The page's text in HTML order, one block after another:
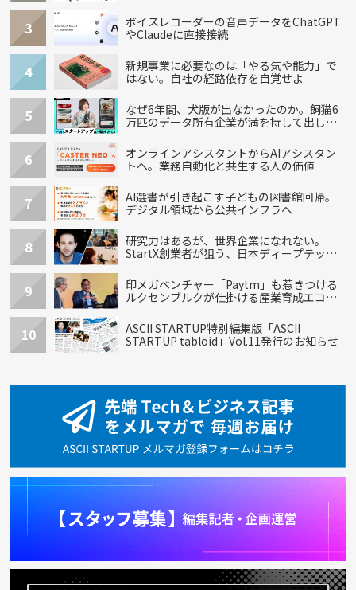
3
ボイスレコーダーの音声データをChatGPT
やClaudeに直接接続
4
新規事業に必要なのは「やる気や能力」で
はない。自社の経路依存を自覚せよ
5
なぜ6年間、犬版が出なかったのか。飼猫6
万匹のデータ所有企業が満を持して出し
6
オンラインアシスタントからAIアシスタン
トへ。業務自動化と共生する人の価値
7
AI選書が引き起こす子どもの図書館回帰。
デジタル領域から公共インフラへ
8
研究力はあるが、世界企業になれない。
StartX創業者が狙う、日本ディープテック
9
印メガベンチャー「Paytm」も惹きつける
ルクセンブルクが仕掛ける産業育成エコシ
10
ASCII STARTUP特別編集版「ASCII
STARTUP tabloid」Vol.11発行のお知らせ